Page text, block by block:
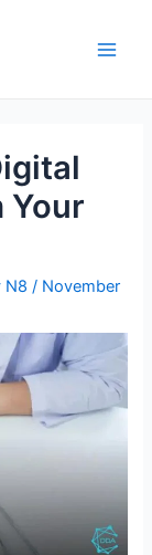
Your
N8/ November